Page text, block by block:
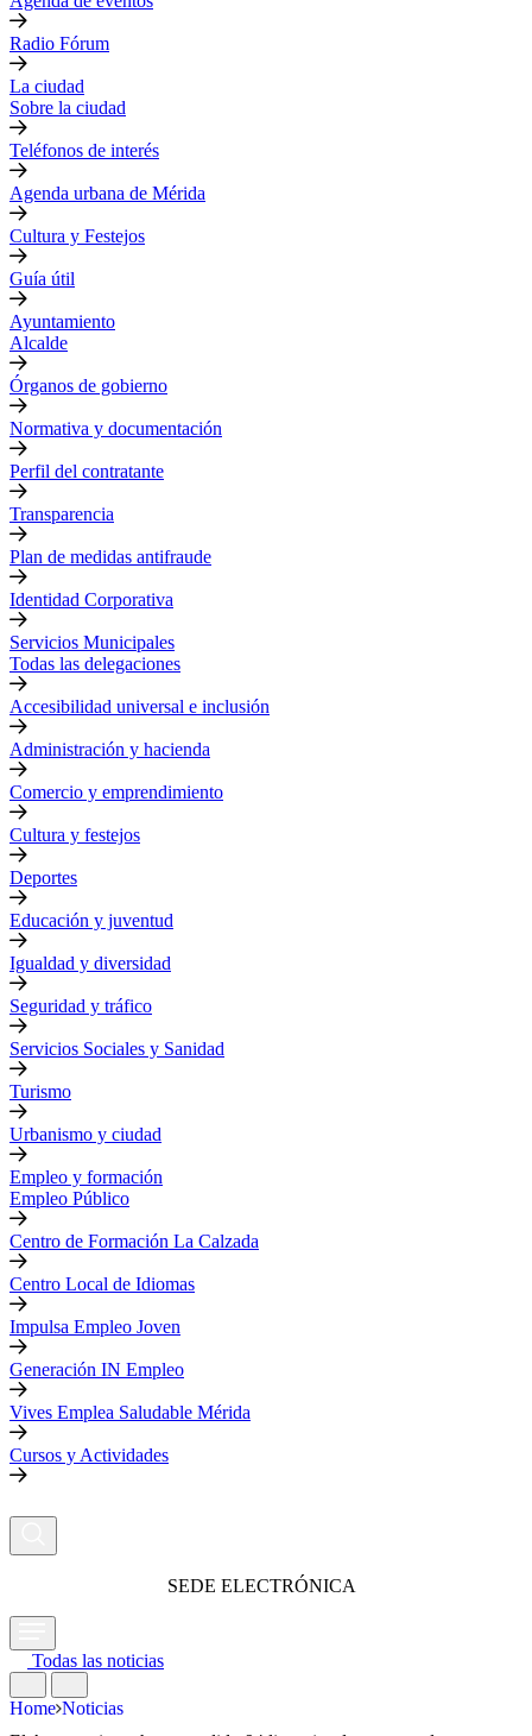
Radio Fórum
La ciudad
Sobre la ciudad
Teléfonos de interés
Agenda urbana de Mérida
Cultura y Festejos
Guía útil
Ayuntamiento
Alcalde
Órganos de gobierno
Normativa y documentación
Perfil del contratante
Transparencia
Plan de medidas antifraude
Identidad Corporativa
Servicios Municipales
Todas las delegaciones
Accesibilidad universal e inclusión
Administración y hacienda
Comercio y emprendimiento
Cultura y festejos
Deportes
Educación y juventud
Igualdad y diversidad
Seguridad y tráfico
Servicios Sociales y Sanidad
Turismo
Urbanismo y ciudad
Empleo y formación
Empleo Público
Centro de Formación La Calzada
Centro Local de Idiomas
Impulsa Empleo Joven
Generación IN Empleo
Vives Emplea Saludable Mérida
Cursos y Actividades
SEDE ELECTRÓNICA
Todas las noticias
Home Noticias